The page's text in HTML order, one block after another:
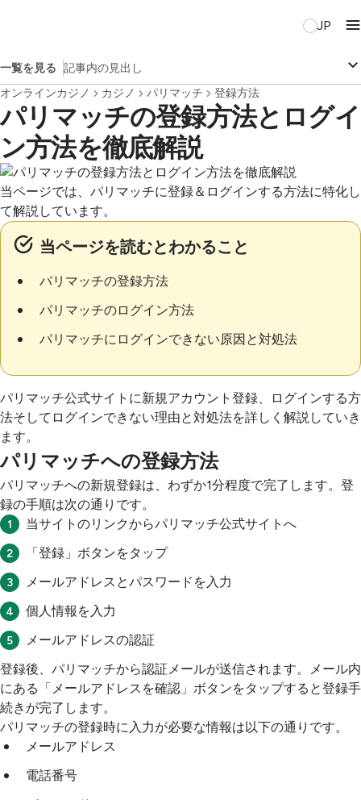
JP
一覧を見る 記事内の見出し
オンラインカジノ
カジノ パリマッチ 登録方法
パリマッチの登録方法とログイ
ン方法を徹底解説
当ページでは、パリマッチに登録＆ログインする方法に特化し
て解説しています。
当ページを読むとわかること
パリマッチの登録方法
パリマッチのログイン方法
パリマッチにログインできない原因と対処法
パリマッチ公式サイトに新規アカウント登録、ログインする方
法そしてログインできない理由と対処法を詳しく解説していき
ます。
パリマッチへの登録方法
パリマッチへの新規登録は、わずか1分程度で完了します。登
録の手順は次の通りです。
当サイトのリンクからパリマッチ公式サイトへ
「登録」ボタンをタップ
メールアドレスとパスワードを入力
個人情報を入力
メールアドレスの認証
登録後、パリマッチから認証メールが送信されます。メール内
にある「メールアドレスを確認」ボタンをタップすると登録手
続きが完了します。
パリマッチの登録時に入力が必要な情報は以下の通りです。
メールアドレス
電話番号